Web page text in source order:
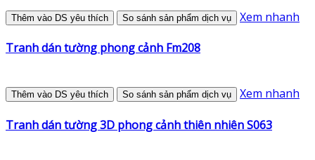
Thêm vào DS yêu thích So sánh sản phẩm dịch vụ Xem nhanh
Tranh dán tường phong cảnh Fm208
Thêm vào DS yêu thích So sánh sản phẩm dịch vụ Xem nhanh
Tranh dán tường 3D phong cảnh thiên nhiên S063